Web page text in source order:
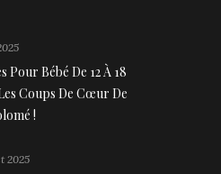
Pour Bébé De 12 À 18
Coups De Cœur De
!
2025